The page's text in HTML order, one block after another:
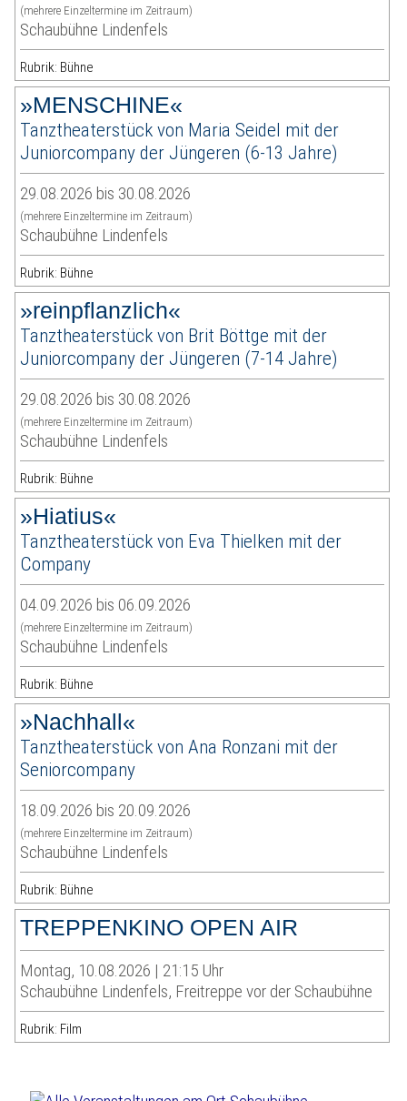
(mehrere Einzeltermine im Zeitraum)
Schaubühne Lindenfels
Rubrik: Bühne
»MENSCHINE«
Tanztheaterstück von Maria Seidel mit der
Juniorcompany der Jüngeren (6-13 Jahre)
29.08.2026 bis 30.08.2026
(mehrere Einzeltermine im Zeitraum)
Schaubühne Lindenfels
Rubrik: Bühne
»reinpflanzlich«
Tanztheaterstück von Brit Böttge mit der
Juniorcompany der Jüngeren (7-14 Jahre)
29.08.2026 bis 30.08.2026
(mehrere Einzeltermine im Zeitraum)
Schaubühne Lindenfels
Rubrik: Bühne
»Hiatius«
Tanztheaterstück von Eva Thielken mit der
Company
04.09.2026 bis 06.09.2026
(mehrere Einzeltermine im Zeitraum)
Schaubühne Lindenfels
Rubrik: Bühne
»Nachhall«
Tanztheaterstück von Ana Ronzani mit der
Seniorcompany
18.09.2026 bis 20.09.2026
(mehrere Einzeltermine im Zeitraum)
Schaubühne Lindenfels
Rubrik: Bühne
TREPPENKINO OPEN AIR
Montag, 10.08.2026 | 21:15 Uhr
Schaubühne Lindenfels, Freitreppe vor der Schaubühne
Rubrik: Film